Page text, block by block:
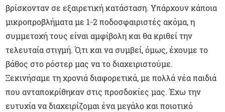
βρίσκονταν σε εξαιρετική κατάσταση. Υπάρχουν κάποια
μικροπροβλήματα με 1-2 ποδοσφαιριστές ακόμα, η
συμμετοχή τους είναι αμφίβολη και θα κριθεί την
τελευταία στιγμή. Ό,τι και να συμβεί, όμως, έχουμε το
βάθος στο ρόστερ μας να το διαχειριστούμε.
Ξεκινήσαμε τη χρονιά διαφορετικά, με πολλά νέα παιδιά
που ανταποκρίθηκαν στις προσδοκίες μας. Έχω την
ευτυχία να διαχειρίζομαι ένα μεγάλο και ποιοτικό